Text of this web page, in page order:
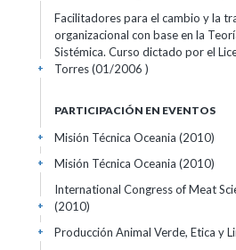
Facilitadores para el cambio y la
organizacional con base en la
Sistémica. Curso dictado por el
Torres(01/2006 )
+
PARTICIPACIÓN EN EVENTOS
Misión Técnica Oceania (2010)
+
Misión Técnica Oceania (2010)
+
International Congress of Meat
(2010)
+
Producción Animal Verde, Etica y
+